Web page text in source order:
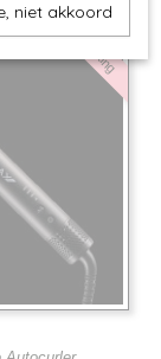
20% korting
niet akkoord